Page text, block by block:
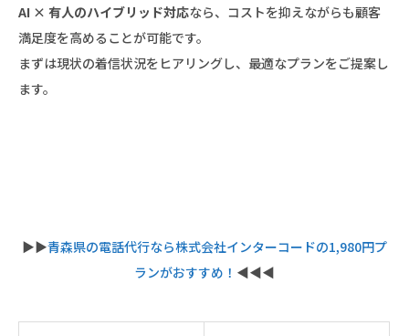
AI × 有人のハイブリッド対応なら、コストを抑えながらも顧客
満足度を高めることが可能です。
まずは現状の着信状況をヒアリングし、最適なプランをご提案し
ます。
▶︎▶︎青森県の電話代行なら株式会社インターコードの1,980円プ
ランがおすすめ！ ◀︎◀︎◀︎